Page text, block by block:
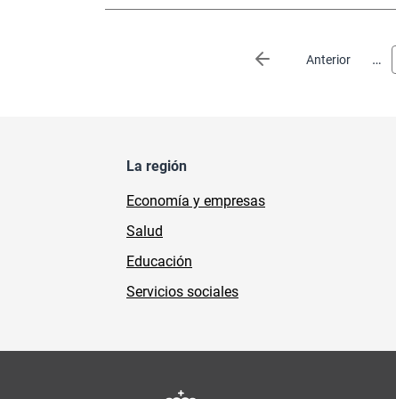
Anterior
Página anterior …
La región
Economía y empresas
Salud
Educación
Servicios sociales